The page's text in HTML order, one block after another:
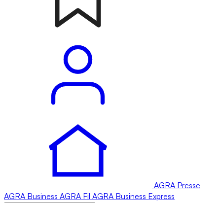
AGRA Presse
AGRA Business AGRA Fil AGRA Business Express